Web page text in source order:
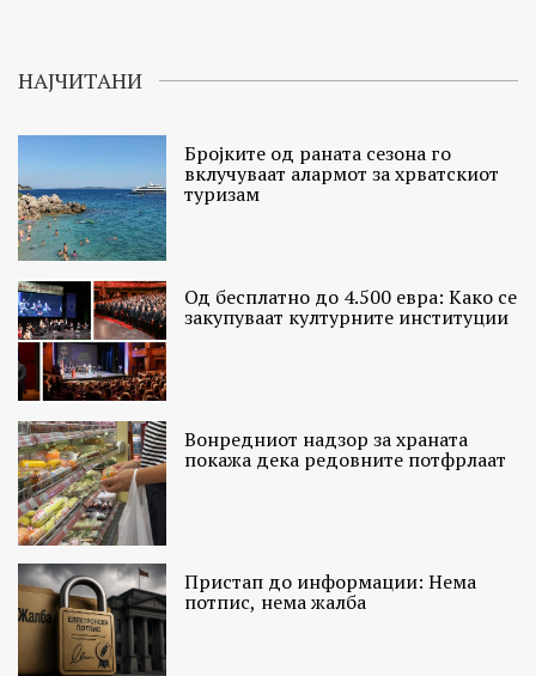
НАЈЧИТАНИ
Бројките од раната сезона го
вклучуваат алармот за хрватскиот
туризам
Од бесплатно до 4.500 евра: Како се
закупуваат културните институции
Вонредниот надзор за храната
покажа дека редовните потфрлаат
Пристап до информации: Нема
потпис, нема жалба